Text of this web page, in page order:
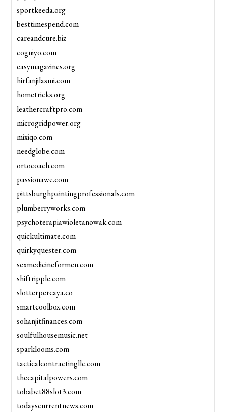
sportkeeda.org
besttimespend.com
careandcure.biz
cogniyo.com
easymagazines.org
hirfanjilasmi.com
hometricks.org
leathercraftpro.com
microgridpower.org
mixiqo.com
needglobe.com
ortocoach.com
passionawe.com
pittsburghpaintingprofessionals.com
plumberryworks.com
psychoterapiawioletanowak.com
quickultimate.com
quirkyquester.com
sexmedicineformen.com
shiftripple.com
slotterpercaya.co
smartcoolbox.com
sohanjitfinances.com
soulfulhousemusic.net
sparklooms.com
tacticalcontractingllc.com
thecapitalpowers.com
tobabet88slot3.com
todayscurrentnews.com